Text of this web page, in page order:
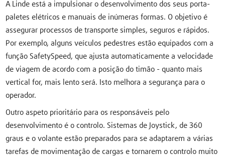
A Linde está a impulsionar o desenvolvimento dos seus porta-
paletes elétricos e manuais de inúmeras formas. O objetivo é
assegurar processos de transporte simples, seguros e rápidos.
Por exemplo, alguns veículos pedestres estão equipados com a
função SafetySpeed, que ajusta automaticamente a velocidade
de viagem de acordo com a posição do timão - quanto mais
vertical for, mais lento será. Isto melhora a segurança para o
operador.
Outro aspeto prioritário para os responsáveis pelo
desenvolvimento é o controlo. Sistemas de Joystick, de 360
graus e o volante estão preparados para se adaptarem a várias
tarefas de movimentação de cargas e tornarem o controlo muito